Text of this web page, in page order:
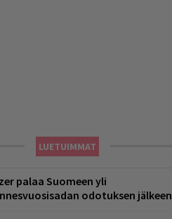
LUETUIMMAT
palaa Suomeen yli
odotuksen jälkeen